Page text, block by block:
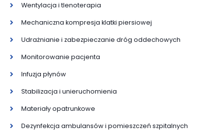
Wentylacja i tlenoterapia
Mechaniczna kompresja klatki piersiowej
Udrażnianie i zabezpieczanie dróg oddechowych
Monitorowanie pacjenta
Infuzja płynów
Stabilizacja i unieruchomienia
Materiały opatrunkowe
Dezynfekcja ambulansów i pomieszczeń szpitalnych